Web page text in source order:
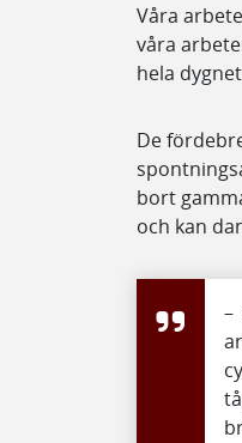
Våra
våra
hela
De
bort
och kan
–